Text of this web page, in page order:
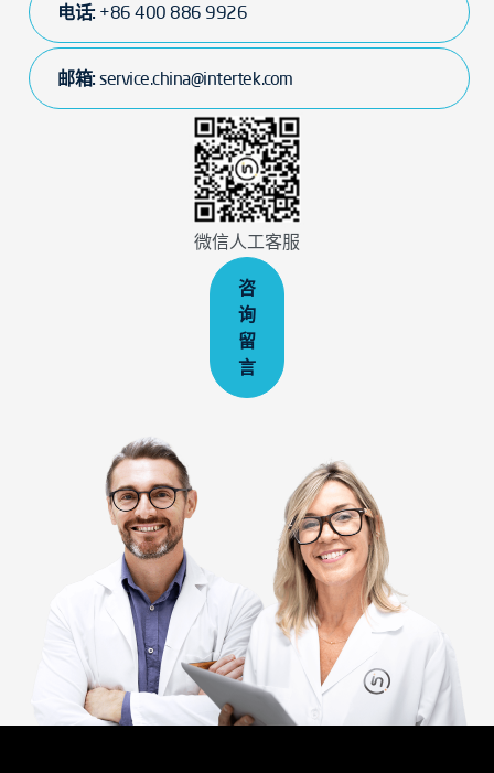
电话: +86 400 886 9926
邮箱:service.china@intertek.com
微信人工客服
咨
询
留
言